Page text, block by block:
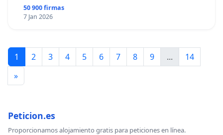
50 900 firmas
7 Jan 2026
1 2 3 4 5 6 7 8 9 ...
14
»
Peticion.es
Proporcionamos alojamiento gratis para peticiones en línea.